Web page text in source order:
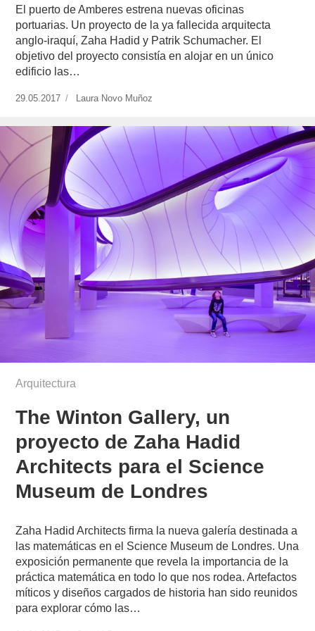
El puerto de Amberes estrena nuevas oficinas
portuarias. Un proyecto de la ya fallecida arquitecta
anglo-iraquí, Zaha Hadid y Patrik Schumacher. El
objetivo del proyecto consistía en alojar en un único
edificio las…
Publicado
29.05.2017
https://www.experimenta.es/author/laura-
munoz/
Laura Novo Muñoz
Arquitectura
The Winton Gallery, un
proyecto de Zaha Hadid
Architects para el Science
Museum de Londres
Zaha Hadid Architects firma la nueva galería destinada a
las matemáticas en el Science Museum de Londres. Una
exposición permanente que revela la importancia de la
práctica matemática en todo lo que nos rodea. Artefactos
míticos y diseños cargados de historia han sido reunidos
para explorar cómo las…